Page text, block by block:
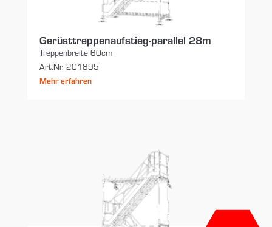
Gerüsttreppenaufstieg-parallel 28m
Treppenbreite 60cm
Art.Nr. 201895
Mehr erfahren